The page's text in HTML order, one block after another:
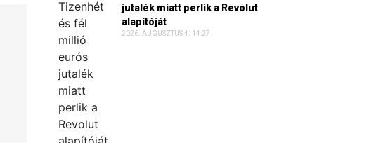
jutalék miatt perlik a Revolut
alapítóját
2026. AUGUSZTUS 4. 14:27